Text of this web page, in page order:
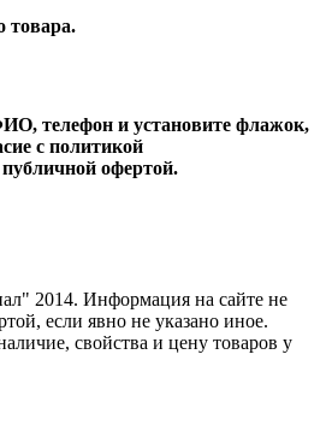
товара.
телефон и установите флажок,
с политикой
офертой.
2014. Информация на сайте не
если явно не указано иное.
свойства и цену товаров у